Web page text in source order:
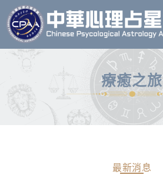
療癒之旅
最新消息